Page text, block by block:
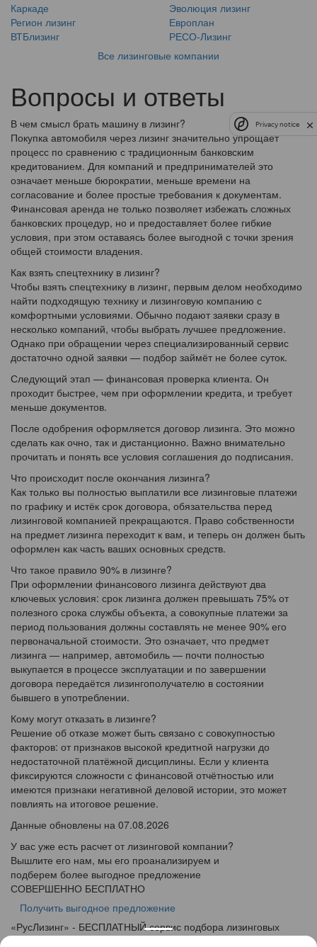
Каркаде
Эволюция лизинг
Регион лизинг
Европлан
ВТБлизинг
РЕСО-Лизинг
Все лизинговые компании
Вопросы и ответы
В чем смысл брать машину в лизинг?
Покупка автомобиля через лизинг значительно упрощает
процесс по сравнению с традиционным банковским
кредитованием. Для компаний и предпринимателей это
означает меньше бюрократии, меньше времени на
согласование и более простые требования к документам.
Финансовая аренда не только позволяет избежать сложных
банковских процедур, но и предоставляет более гибкие
условия, при этом оставаясь более выгодной с точки зрения
общей стоимости владения.
Как взять спецтехнику в лизинг?
Чтобы взять спецтехнику в лизинг, первым делом необходимо
найти подходящую технику и лизинговую компанию с
комфортными условиями. Обычно подают заявки сразу в
несколько компаний, чтобы выбрать лучшее предложение.
Однако при обращении через специализированный сервис
достаточно одной заявки — подбор займёт не более суток.
Следующий этап — финансовая проверка клиента. Он
проходит быстрее, чем при оформлении кредита, и требует
меньше документов.
После одобрения оформляется договор лизинга. Это можно
сделать как очно, так и дистанционно. Важно внимательно
прочитать и понять все условия соглашения до подписания.
Что происходит после окончания лизинга?
Как только вы полностью выплатили все лизинговые платежи
по графику и истёк срок договора, обязательства перед
лизинговой компанией прекращаются. Право собственности
на предмет лизинга переходит к вам, и теперь он должен быть
оформлен как часть ваших основных средств.
Что такое правило 90% в лизинге?
При оформлении финансового лизинга действуют два
ключевых условия: срок лизинга должен превышать 75% от
полезного срока службы объекта, а совокупные платежи за
период пользования должны составлять не менее 90% его
первоначальной стоимости. Это означает, что предмет
лизинга — например, автомобиль — почти полностью
выкупается в процессе эксплуатации и по завершении
договора передаётся лизингополучателю в состоянии
бывшего в употреблении.
Кому могут отказать в лизинге?
Решение об отказе может быть связано с совокупностью
факторов: от признаков высокой кредитной нагрузки до
недостаточной платёжной дисциплины. Если у клиента
фиксируются сложности с финансовой отчётностью или
имеются признаки негативной деловой истории, это может
повлиять на итоговое решение.
Данные обновлены на 07.08.2026
У вас уже есть расчет от лизинговой компании?
Вышлите его нам, мы его проанализируем и
подберем более выгодное предложение
СОВЕРШЕННО БЕСПЛАТНО
Получить выгодное предложение
«РусЛизинг» - БЕСПЛАТНЫЙ сервис подбора лизинговых
Privacy notice